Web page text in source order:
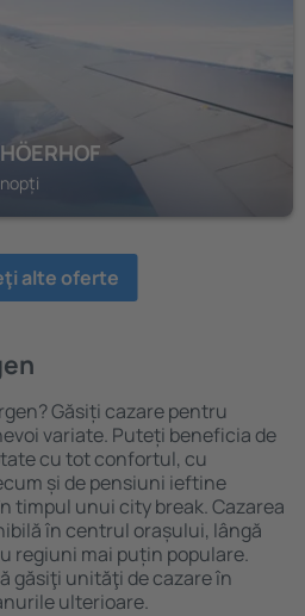
alte oferte
Găsiți cazare pentru
variate. Puteți beneficia de
cu tot confortul, cu
și de pensiuni ieftine
timpul unui city break. Cazarea
în centrul orașului, lângă
regiuni mai puțin populare.
găsiţi unităţi de cazare în
ulterioare.